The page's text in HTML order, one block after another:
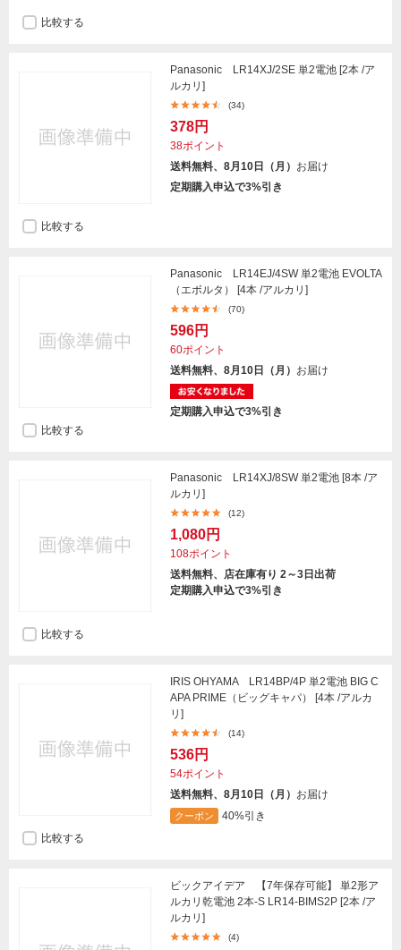
比較する
Panasonic LR14XJ/2SE 単2電池 [2本 /ア
ルカリ]
(34)
378円
38ポイント
送料無料、8月10日（月） お届け
定期購入申込で3%引き
比較する
Panasonic LR14EJ/4SW 単2電池 EVOLTA
（エボルタ） [4本 /アルカリ]
(70)
596円
60ポイント
送料無料、8月10日（月） お届け
定期購入申込で3%引き
比較する
Panasonic LR14XJ/8SW 単2電池 [8本 /ア
ルカリ]
(12)
1,080円
108ポイント
送料無料、店在庫有り 2～3日出荷
定期購入申込で3%引き
比較する
IRIS OHYAMA LR14BP/4P 単2電池 BIG C
APA PRIME（ビッグキャパ） [4本 /アルカ
リ]
(14)
536円
54ポイント
送料無料、8月10日（月） お届け
クーポン
40%引き
比較する
ビックアイデア 【7年保存可能】 単2形ア
ルカリ乾電池 2本-S LR14-BIMS2P [2本 /ア
ルカリ]
(4)